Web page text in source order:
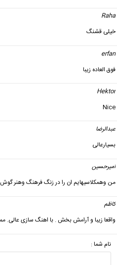
Raha
خیلی قشنگ
erfan
فوق العاده زیبا
Hektor
Nice
عبدالرضا
بسیارعالی
امیرحسین
من وهمکلاسیهایم ان را در زنگ فرهنگ وهنر
کاظم
واقعا زیبا و آرامش بخش . با اهنگ سازی عالی.
نام شما :